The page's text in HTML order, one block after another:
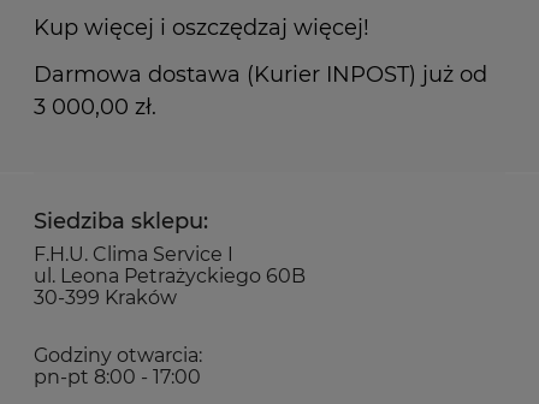
Kup więcej i oszczędzaj więcej!
Darmowa dostawa (Kurier INPOST) już od
3 000,00 zł.
Siedziba sklepu:
F.H.U. Clima Service I
ul. Leona Petrażyckiego 60B
30-399 Kraków
Godziny otwarcia:
pn-pt 8:00 - 17:00